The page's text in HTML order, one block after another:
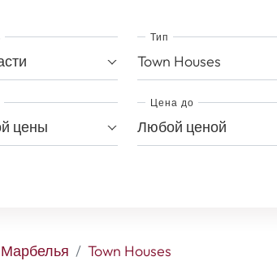
Тип
Town Houses
цены
Цена до
Любой ценой
Town Houses